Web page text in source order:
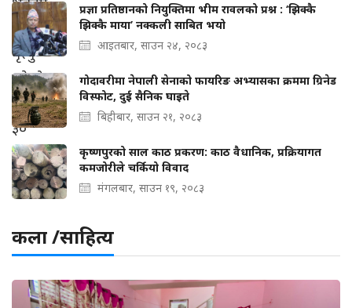
प्रज्ञा प्रतिष्ठानको नियुक्तिमा भीम रावलको प्रश्न : ‘झिक्कै
झिक्कै माया’ नक्कली साबित भयो
आइतबार, साउन २४, २०८३
गोदावरीमा नेपाली सेनाको फायरिङ अभ्यासका क्रममा ग्रिनेड
विस्फोट, दुई सैनिक घाइते
बिहीबार, साउन २१, २०८३
कृष्णपुरको साल काठ प्रकरण: काठ वैधानिक, प्रक्रियागत
कमजोरीले चर्कियो विवाद
मंगलबार, साउन १९, २०८३
कला /साहित्य